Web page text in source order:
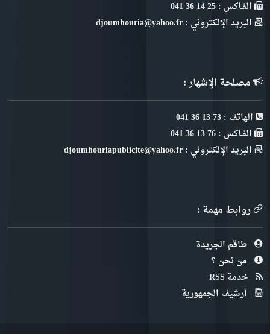
الفـاكس : 25 14 36 041
البريد الإلكتروني : djoumhouria@yahoo.fr
مصلحة الإشهار :
الهاتف : 73 13 36 041
الفـاكس : 76 13 36 041
البريد الإلكتروني : djoumhouriapublicite@yahoo.fr
روابط مهمة :
طاقم الجريدة
من نحن ؟
خدمة RSS
أرشيف الجمهورية